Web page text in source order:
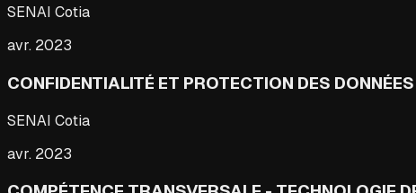
SENAI Cotia
avr. 2023
CONFIDENTIALITÉ ET PROTECTION DES
SENAI Cotia
avr. 2023